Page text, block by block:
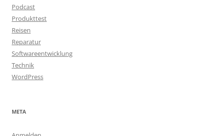
Podcast
Produkttest
Reisen
Reparatur
Softwareentwicklung
Technik
WordPress
META